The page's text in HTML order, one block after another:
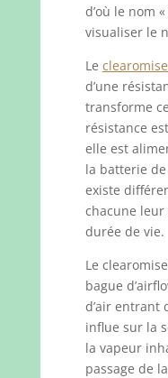
d’où le nom
visualiser le
Le
d’une
transforme
résistance
elle est
la batterie
existe
chacune
durée de vie.
Le
bague
d’air entrant
influe sur la
la vapeur
passage de la